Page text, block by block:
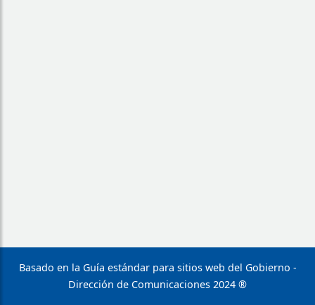
Basado en la Guía estándar para sitios web del Gobierno -
Dirección de Comunicaciones 2024 ®